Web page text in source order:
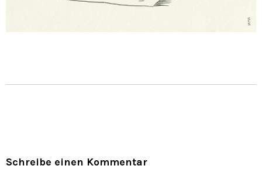
Schreibe einen Kommentar